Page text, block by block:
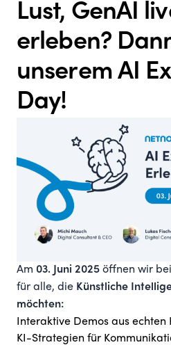
Lust, GenAI
erleben?
unserem AI
Day!
Am 03. Juni 2025 öffnen wir bei
für alle, die Künstliche
möchten:
Interaktive Demos aus echten
KI-Strategien für